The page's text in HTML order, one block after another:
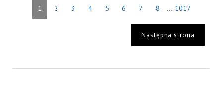
1 2 3 4 5 6 7 8 ... 1017
Następna strona